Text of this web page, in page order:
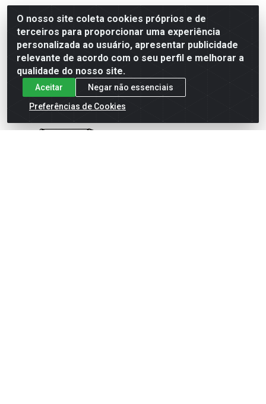
Código: 581255
VER PREÇO
Código: 581218
Embalagem: UNIDADE
O nosso site coleta cookies próprios e de
terceiros para proporcionar uma experiência
personalizada ao usuário, apresentar publicidade
relevante de acordo com o seu perfil e melhorar a
qualidade do nosso site.
Aceitar
Negar não essenciais
Preferências de Cookies